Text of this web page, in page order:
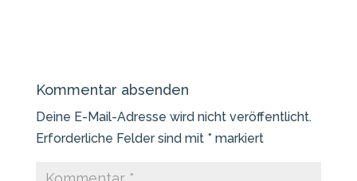
Kommentar absenden
Deine E-Mail-Adresse wird nicht veröffentlicht.
Erforderliche Felder sind mit *markiert